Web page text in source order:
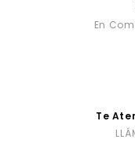
En
Te